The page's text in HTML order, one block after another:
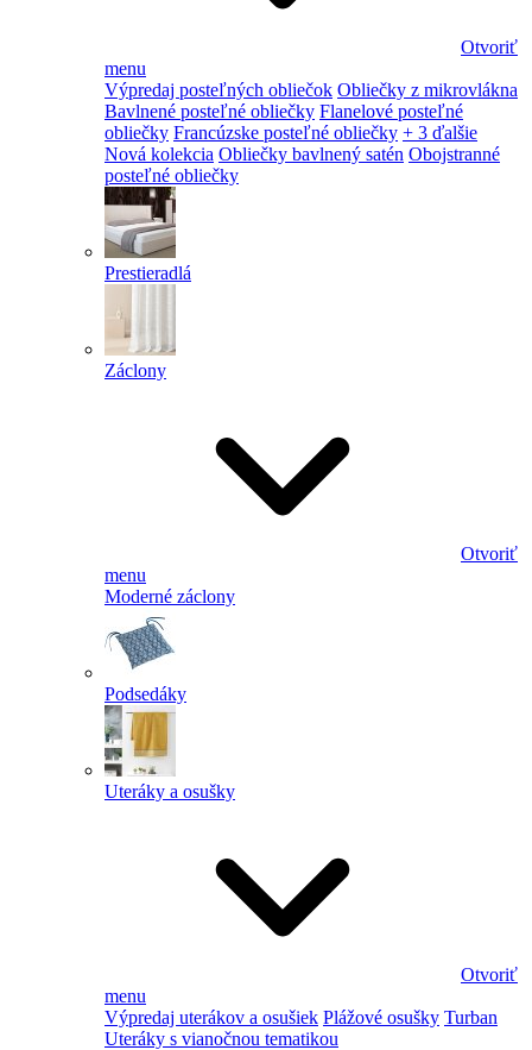
Otvoriť
menu
Výpredaj posteľných obliečok Obliečky z mikrovlákna
Bavlnené posteľné obliečky Flanelové posteľné
obliečky Francúzske posteľné obliečky + 3 ďalšie
Nová kolekcia Obliečky bavlnený satén Obojstranné
posteľné obliečky
Prestieradlá
Záclony
Otvoriť
menu
Moderné záclony
Podsedáky
Uteráky a osušky
Otvoriť
menu
Výpredaj uterákov a osušiek Plážové osušky Turban
Uteráky s vianočnou tematikou